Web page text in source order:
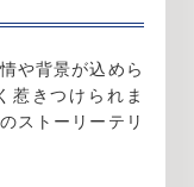
や背景が込めら
惹きつけられま
ストーリーテリ